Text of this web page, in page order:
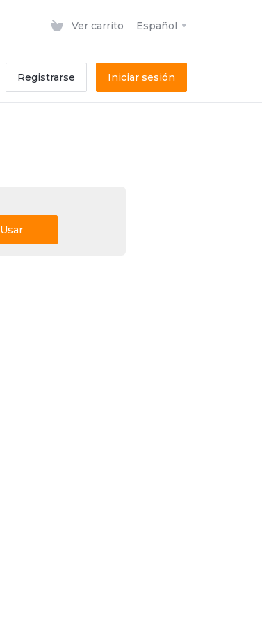
Ver carrito Español
Registrarse Iniciar sesión
Usar